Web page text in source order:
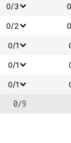
0/3
0/2
0/1
0/1
0/1
0/9